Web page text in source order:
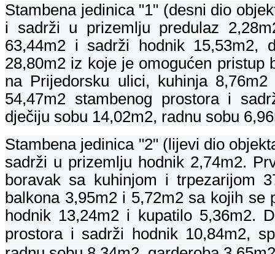
Stambena jedinica "1" (desni dio
i sadrži u prizemlju predulaz
63,44m2 i sadrži hodnik 15,53m2,
28,80m2 iz koje je omogućen pristup
na Prijedorsku ulici, kuhinja
54,47m2 stambenog prostora i
dječiju sobu 14,02m2, radnu sobu
Stambena jedinica "2" (lijevi dio
sadrži u prizemlju hodnik 2,74m2.
boravak sa kuhinjom i trpezarijom
balkona 3,95m2 i 5,72m2 sa kojih
hodnik 13,24m2 i kupatilo 5,36m2.
prostora i sadrži hodnik 10,84m2,